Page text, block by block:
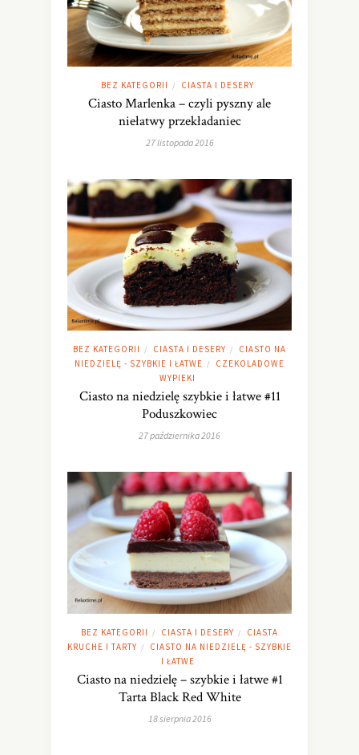
BEZ KATEGORII / CIASTA I DESERY
Ciasto Marlenka – czyli pyszny ale
niełatwy przekładaniec
27 listopada 2016
BEZ KATEGORII / CIASTA I DESERY /
CIASTO NA
NIEDZIELĘ - SZYBKIE I ŁATWE /
CZEKOLADOWE
WYPIEKI
Ciasto na niedzielę szybkie i łatwe #11
Poduszkowiec
27 października 2016
BEZ KATEGORII / CIASTA I DESERY /
CIASTA
KRUCHE I TARTY /
CIASTO NA NIEDZIELĘ - SZYBKIE
I ŁATWE
Ciasto na niedzielę – szybkie i łatwe #1
Tarta Black Red White
18 sierpnia 2016